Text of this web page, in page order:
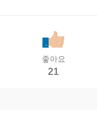
좋아요
21